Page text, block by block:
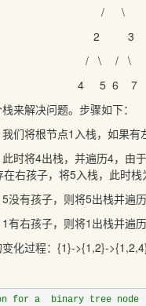
\
3
/ \
6 7
来解决问题。步骤如下：
节点1入栈，如果有左孩
出栈，并遍历4，由于4也
右孩子，将5入栈，此时栈
子，则将5出栈并遍历5
子，则将1出栈并遍历1
程：{1}->{1,2}->{1,2,4}-
for a  binary tree node